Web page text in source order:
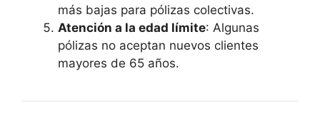
más bajas para pólizas colectivas.
Atención a la edad límite: Algunas
pólizas no aceptan nuevos clientes
mayores de 65 años.